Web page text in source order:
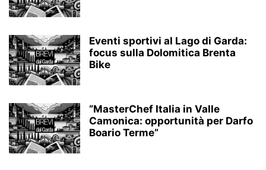
Eventi sportivi al Lago di Garda:
focus sulla Dolomitica Brenta
Bike
“MasterChef Italia in Valle
Camonica: opportunità per Darfo
Boario Terme”